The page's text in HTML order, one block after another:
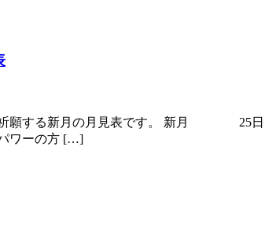
祈願する新月の月見表です。 新月
方 […]